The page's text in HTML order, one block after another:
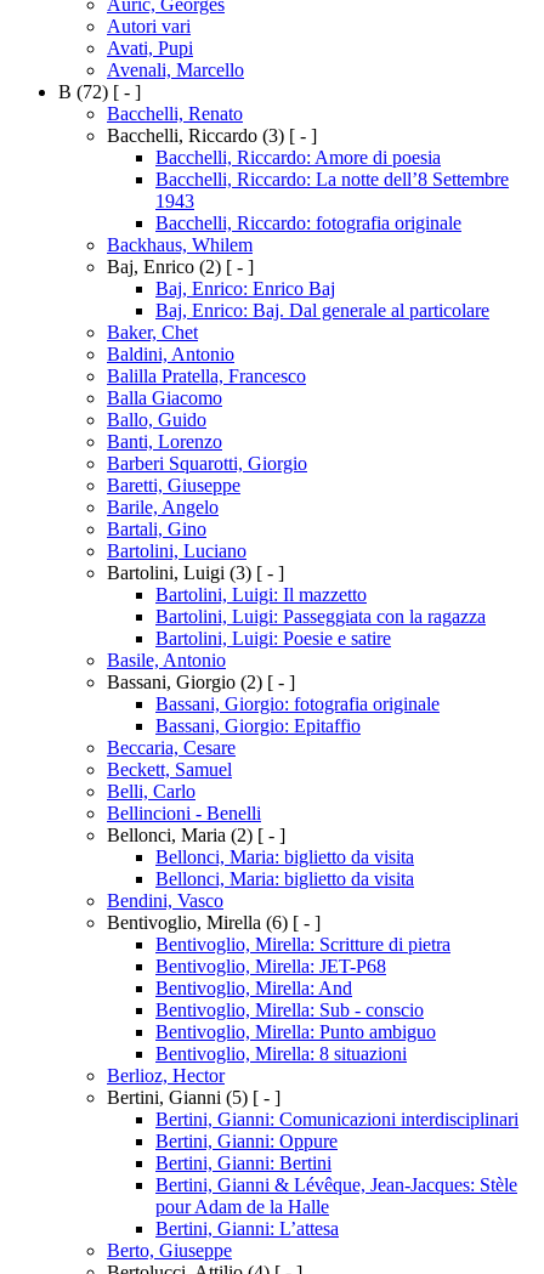
Autori vari
Avati, Pupi
Avenali, Marcello
B (72) [ - ]
Bacchelli, Renato
Bacchelli, Riccardo (3) [ - ]
Bacchelli, Riccardo: Amore di poesia
Bacchelli, Riccardo: La notte dell’8 Settembre
1943
Bacchelli, Riccardo: fotografia originale
Backhaus, Whilem
Baj, Enrico (2) [ - ]
Baj, Enrico: Enrico Baj
Baj, Enrico: Baj. Dal generale al particolare
Baker, Chet
Baldini, Antonio
Balilla Pratella, Francesco
Balla Giacomo
Ballo, Guido
Banti, Lorenzo
Barberi Squarotti, Giorgio
Baretti, Giuseppe
Barile, Angelo
Bartali, Gino
Bartolini, Luciano
Bartolini, Luigi (3) [ - ]
Bartolini, Luigi: Il mazzetto
Bartolini, Luigi: Passeggiata con la ragazza
Bartolini, Luigi: Poesie e satire
Basile, Antonio
Bassani, Giorgio (2) [ - ]
Bassani, Giorgio: fotografia originale
Bassani, Giorgio: Epitaffio
Beccaria, Cesare
Beckett, Samuel
Belli, Carlo
Bellincioni - Benelli
Bellonci, Maria (2) [ - ]
Bellonci, Maria: biglietto da visita
Bellonci, Maria: biglietto da visita
Bendini, Vasco
Bentivoglio, Mirella (6) [ - ]
Bentivoglio, Mirella: Scritture di pietra
Bentivoglio, Mirella: JET-P68
Bentivoglio, Mirella: And
Bentivoglio, Mirella: Sub - conscio
Bentivoglio, Mirella: Punto ambiguo
Bentivoglio, Mirella: 8 situazioni
Berlioz, Hector
Bertini, Gianni (5) [ - ]
Bertini, Gianni: Comunicazioni interdisciplinari
Bertini, Gianni: Oppure
Bertini, Gianni: Bertini
Bertini, Gianni & Lévêque, Jean-Jacques: Stèle
pour Adam de la Halle
Bertini, Gianni: L’attesa
Berto, Giuseppe